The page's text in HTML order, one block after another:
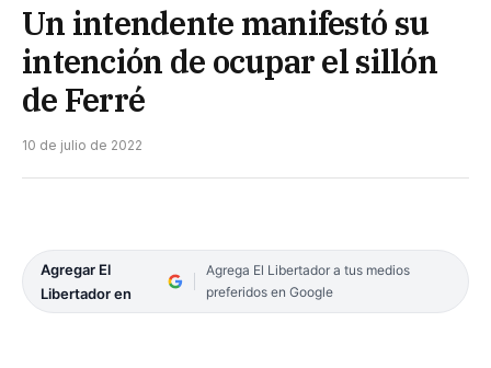
Un intendente manifestó su
intención de ocupar el sillón
de Ferré
10 de julio de 2022
Agregar El
Libertador en
Agrega El Libertador a tus medios
preferidos en Google